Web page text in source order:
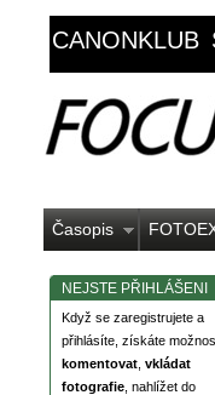
CANONKLUB
Časopis
NEJSTE PŘIHLÁŠENI
Když se zaregistrujete a
přihlásíte, získáte
komentovat vkládat
fotografie , nahlížet do